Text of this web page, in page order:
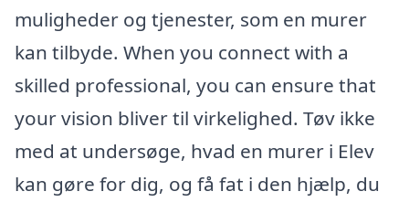
muligheder og tjenester, som en murer
kan tilbyde. When you connect with a
skilled professional, you can ensure that
your vision bliver til virkelighed. Tøv ikke
med at undersøge, hvad en murer i Elev
kan gøre for dig, og få fat i den hjælp, du